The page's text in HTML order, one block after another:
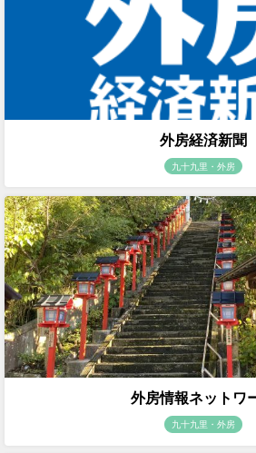
外房経済新聞
九十九里・外房
外房情報ネットワ
九十九里・外房